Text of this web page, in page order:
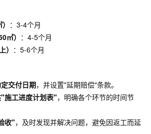
：3-4个月
㎡） ：4-5个月
） ：5-6个月
交付日期，并设置"延期赔偿"条款。
施工进度计划表"，明确各个环节的时间节
收"，及时发现并解决问题，避免因返工而延